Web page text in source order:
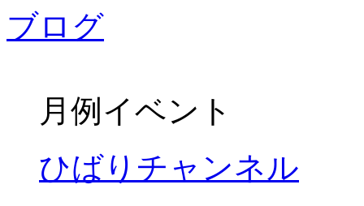
月例イベント
ひばりチャンネル